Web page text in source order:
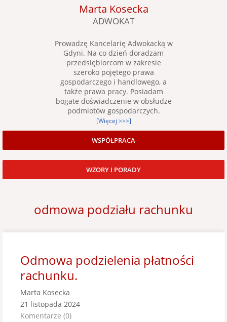
Marta Kosecka
ADWOKAT
Prowadzę Kancelarię Adwokacką w
Gdyni. Na co dzień doradzam
przedsiębiorcom w zakresie
szeroko pojętego prawa
gospodarczego i handlowego, a
także prawa pracy. Posiadam
bogate doświadczenie w obsłudze
podmiotów gospodarczych.
[Więcej >>>]
WSPÓŁPRACA
WZORY I PORADY
odmowa podziału rachunku
Odmowa podzielenia płatności
rachunku.
Marta Kosecka
21 listopada 2024
Komentarze (0)